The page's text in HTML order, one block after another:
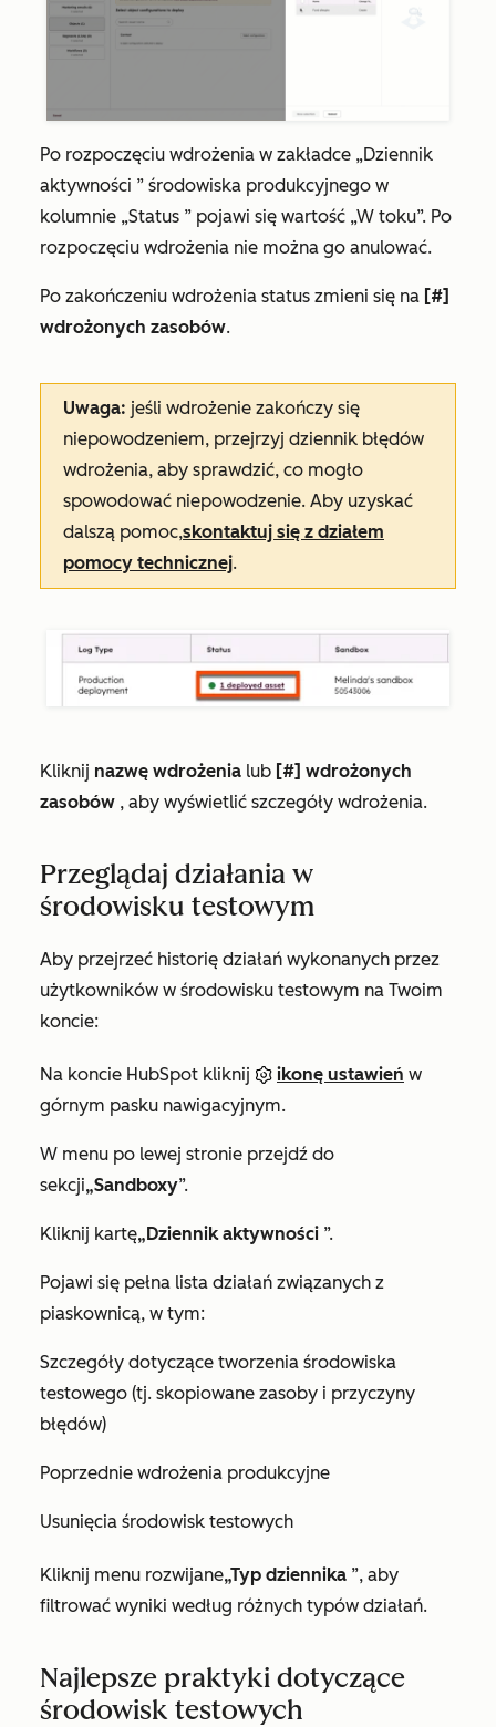
Po rozpoczęciu wdrożenia w zakładce „Dziennik
aktywności ” środowiska produkcyjnego w
kolumnie „Status ” pojawi się wartość „W toku”. Po
rozpoczęciu wdrożenia nie można go anulować.
Po zakończeniu wdrożenia status zmieni się na [#]
wdrożonych zasobów.
Uwaga: jeśli wdrożenie zakończy się
niepowodzeniem, przejrzyj dziennik błędów
wdrożenia, aby sprawdzić, co mogło
spowodować niepowodzenie. Aby uzyskać
dalszą pomoc,skontaktuj się z działem
pomocy technicznej.
Kliknij nazwę wdrożenia lub [#] wdrożonych
zasobów , aby wyświetlić szczegóły wdrożenia.
Przeglądaj działania w
środowisku testowym
Aby przejrzeć historię działań wykonanych przez
użytkowników w środowisku testowym na Twoim
koncie:
Na koncie HubSpot kliknij ikonę ustawień w
górnym pasku nawigacyjnym.
W menu po lewej stronie przejdź do
sekcji„Sandboxy”.
Kliknij kartę„Dziennik aktywności ”.
Pojawi się pełna lista działań związanych z
piaskownicą, w tym:
Szczegóły dotyczące tworzenia środowiska
testowego (tj. skopiowane zasoby i przyczyny
błędów)
Poprzednie wdrożenia produkcyjne
Usunięcia środowisk testowych
Kliknij menu rozwijane„Typ dziennika ”, aby
filtrować wyniki według różnych typów działań.
Najlepsze praktyki dotyczące
środowisk testowych